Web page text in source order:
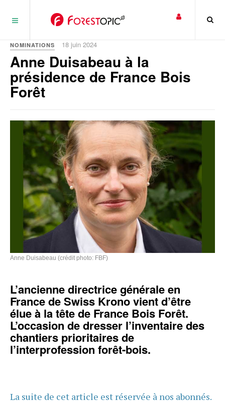
NOMINATIONS 18 juin 2024
Anne Duisabeau à la
présidence de France Bois
Forêt
Anne Duisabeau (crédit photo: FBF)
L’ancienne directrice générale en
France de Swiss Krono vient d’être
élue à la tête de France Bois Forêt.
L’occasion de dresser l’inventaire des
chantiers prioritaires de
l’interprofession forêt-bois.
La suite de cet article est réservée à nos abonnés.